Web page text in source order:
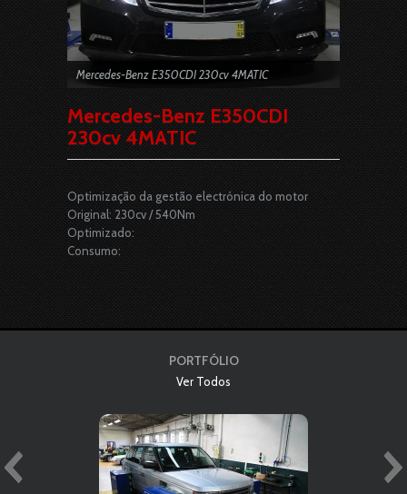
Mercedes-Benz E350CDI 230cv 4MATIC
Mercedes-Benz E350CDI
230cv 4MATIC
Optimização da gestão electrónica do motor
Original: 230cv / 540Nm
Optimizado:
Consumo:
PORTFÓLIO
Ver Todos